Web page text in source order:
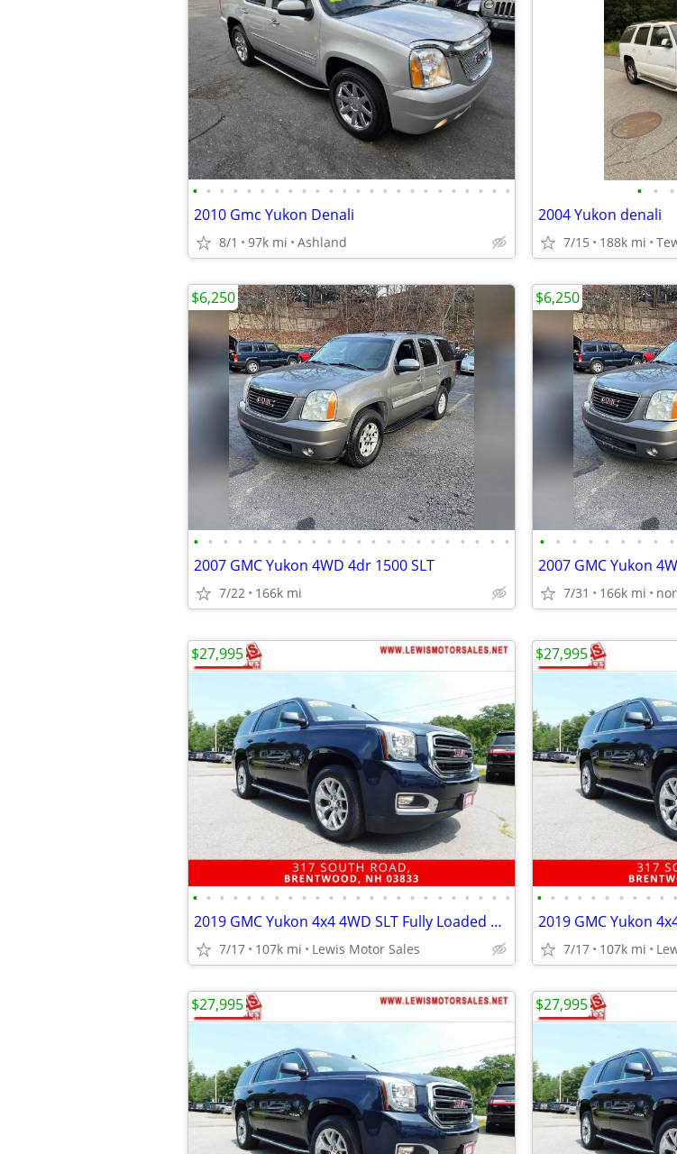
• • • • • • • • • • • • • • • • • • • • • • • •
2010 Gmc Yukon Denali
8/1 97k mi Ashland
• • •
2004 Yukon denali
7/15 188k mi
• • • • • • • • • • • • • • • • • • • • • •
2007 GMC Yukon 4WD 4dr 1500 SLT
7/22 166k mi
$6,250
• • • • • • • • •
2007 GMC Yukon
7/31 166k mi
$6,250
• • • • • • • • • • • • • • • • • • • • • • • •
2019 GMC Yukon 4x4 4WD SLT Fully Loaded Super Clean SUV
7/17 107k mi Lewis Motor Sales
$27,995
• • • • • • • • • • •
7/17 107k mi
$27,995
$27,995 $27,995